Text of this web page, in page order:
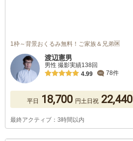
1枠～背景おくるみ無料！ご家族＆兄弟🆗
渡辺憲男
男性 撮影実績138回
4.99
78件
平日 18,700 円土日祝 22,440
最終アクティブ：3時間以内